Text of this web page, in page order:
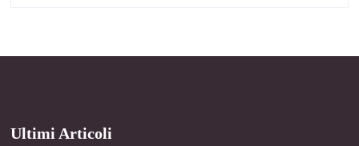
Ultimi Articoli